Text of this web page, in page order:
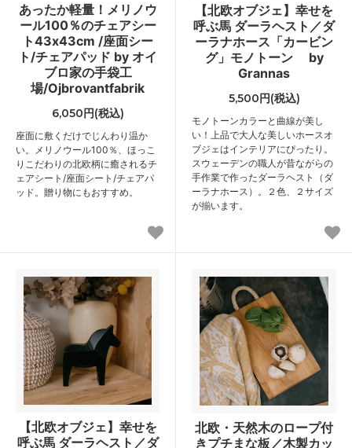
あったか軽量！メリノウ
ール100％のチェアシー
ト43x43cm /座面シー
ト/チェアパッド by オイ
ブロ家の手袋工
場/Ojbrovantfabrik
6,050円(税込)
座面に敷くだけでじんわり温か
い。メリノウール100％、ほっこ
りこだわりの北欧柄に癒されるチ
ェアシート/座面シート/チェアパ
ッド。贈り物にもおすすめ。
【北欧オブジェ】幸せを
呼ぶ馬 ダーラヘスト／ダ
ーラナホース「カービン
グ」モノトーン by
Grannas
5,500円(税込)
モノトーンカラーと曲線が美し
い！上品で大人な美しいホースオ
ブジェはインテリアにぴったり。
スウェーデンの職人が昔ながらの
手作業で作ったダーラヘスト（ダ
ーラナホース）。２色、２サイズ
が揃います。
【北欧オブジェ】幸せを
呼ぶ馬 ダーラヘスト／ダ
北欧・天然木のロープ付
きプチまな板／木製カッ